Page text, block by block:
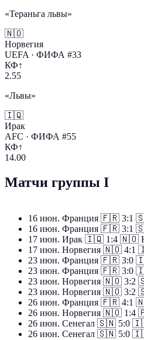
«Тераньга львы»
🇳🇴
Норвегия
UEFA · ФИФА #33
КФ↑
2.55
«Львы»
🇮🇶
Ирак
AFC · ФИФА #55
КФ↑
14.00
Матчи группы I
16 июн. Франция 🇫🇷 3:1
16 июн. Франция 🇫🇷 3:1
17 июн. Ирак 🇮🇶 1:4 🇳🇴
17 июн. Норвегия 🇳🇴 4:1
23 июн. Франция 🇫🇷 3:0
23 июн. Франция 🇫🇷 3:0
23 июн. Норвегия 🇳🇴 3:2
23 июн. Норвегия 🇳🇴 3:2
26 июн. Франция 🇫🇷 4:1
26 июн. Норвегия 🇳🇴 1:4
26 июн. Сенегал 🇸🇳 5:0
26 июн. Сенегал 🇸🇳 5:0